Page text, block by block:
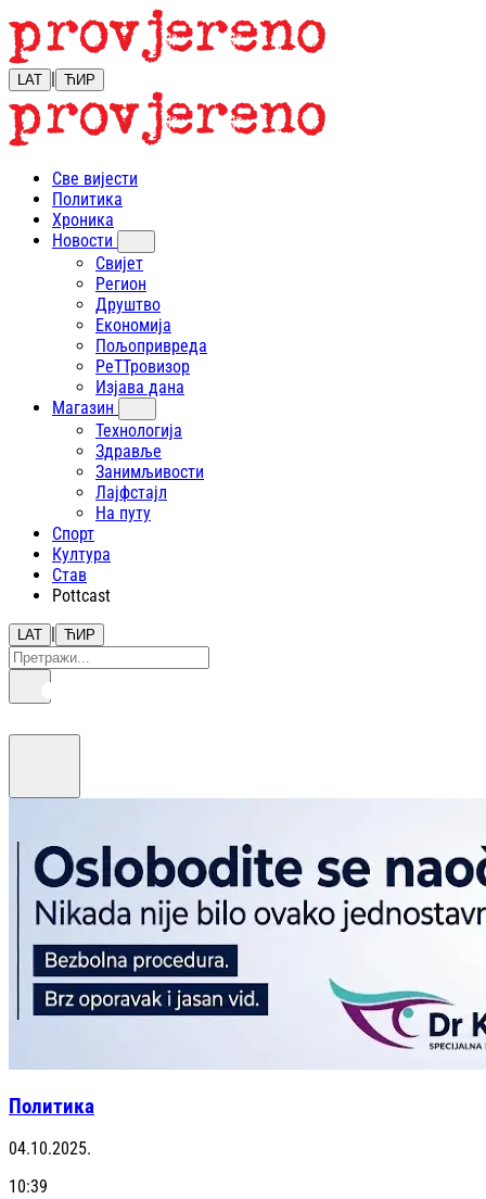
LAT | ЋИР
Све вијести
Политика
Хроника
Новости
Свијет
Регион
Друштво
Економија
Пољопривреда
РеТТровизор
Изјава дана
Магазин
Технологија
Здравље
Занимљивости
Лајфстajл
На путу
Спорт
Култура
Став
Pottcast
LAT | ЋИР
Политика
04.10.2025.
10:39